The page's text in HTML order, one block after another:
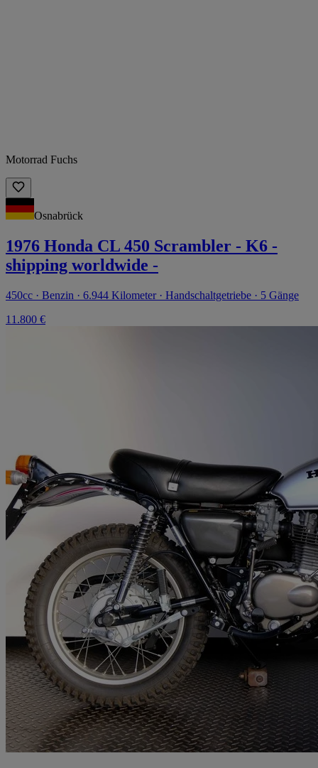
Motorrad Fuchs
Osnabrück
1976 Honda CL 450 Scrambler - K6 -
shipping worldwide -
450cc · Benzin · 6.944 Kilometer · Handschaltgetriebe · 5 Gänge
11.800 €